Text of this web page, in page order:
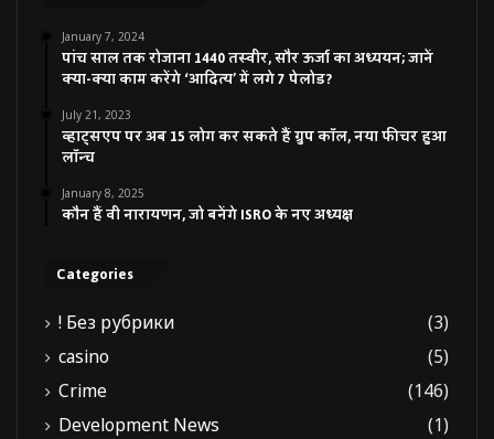
January 7, 2024
पांच साल तक रोजाना 1440 तस्वीर, सौर ऊर्जा का अध्ययन; जानें
क्या-क्या काम करेंगे ‘आदित्य’ में लगे 7 पेलोड?
July 21, 2023
व्हाट्सएप पर अब 15 लोग कर सकते हैं ग्रुप कॉल, नया फीचर हुआ
लॉन्च
January 8, 2025
कौन हैं वी नारायणन, जो बनेंगे ISRO के नए अध्यक्ष
Categories
! Без рубрики
(3)
casino
(5)
Crime
(146)
Development News
(1)